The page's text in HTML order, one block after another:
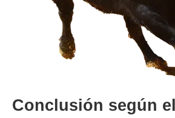
Conclusión según